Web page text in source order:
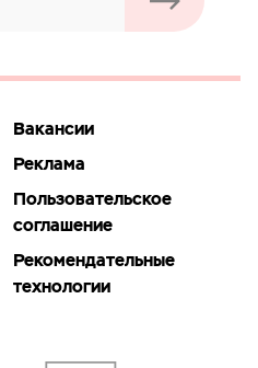
Вакансии
Реклама
Пользовательское
соглашение
Рекомендательные
технологии